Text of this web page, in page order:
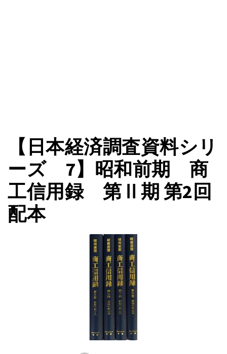
【日本経済調査資料シリ
ーズ 7】昭和前期 商
工信用録 第Ⅱ期 第2回
配本